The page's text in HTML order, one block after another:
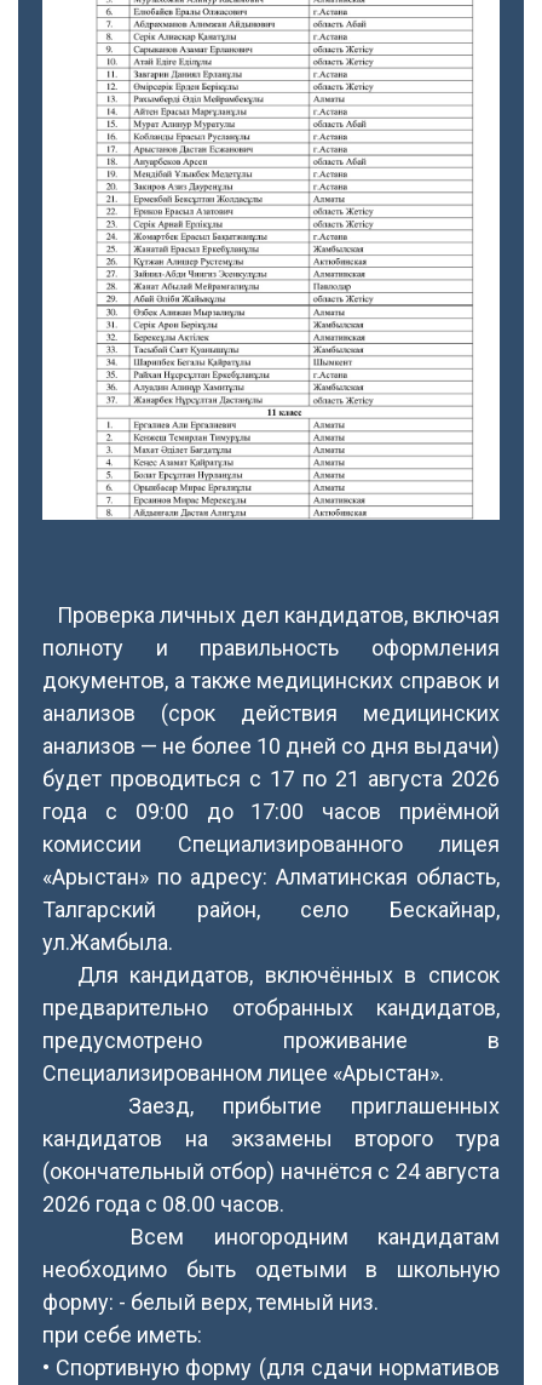
Проверка личных дел кандидатов, включая
полноту и правильность оформления
документов, а также медицинских справок и
анализов (срок действия медицинских
анализов — не более 10 дней со дня выдачи)
будет проводиться с 17 по 21 августа 2026
года с 09:00 до 17:00 часов приёмной
комиссии Специализированного лицея
«Арыстан» по адресу: Алматинская область,
Талгарский район, село Бескайнар,
ул.Жамбыла.
Для кандидатов, включённых в список
предварительно отобранных кандидатов,
предусмотрено проживание в
Специализированном лицее «Арыстан».
Заезд, прибытие приглашенных
кандидатов на экзамены второго тура
(окончательный отбор) начнётся с 24 августа
2026 года с 08.00 часов.
Всем иногородним кандидатам
необходимо быть одетыми в школьную
форму: - белый верх, темный низ.
при себе иметь:
• Спортивную форму (для сдачи нормативов